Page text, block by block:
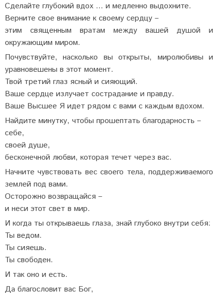
Сделайте глубокий вдох ... и медленно выдохните.
Верните свое внимание к своему сердцу –
этим священным вратам между вашей душой и
окружающим миром.
Почувствуйте, насколько вы открыты, миролюбивы и
уравновешены в этот момент.
Твой третий глаз ясный и сияющий.
Ваше сердце излучает сострадание и правду.
Ваше Высшее Я идет рядом с вами с каждым вдохом.
Найдите минутку, чтобы прошептать благодарность –
себе,
своей душе,
бесконечной любви, которая течет через вас.
Начните чувствовать вес своего тела, поддерживаемого
землей под вами.
Осторожно возвращайся –
и неси этот свет в мир.
И когда ты открываешь глаза, знай глубоко внутри себя:
Ты ведом.
Ты сияешь.
Ты свободен.
И так оно и есть.
Да благословит вас Бог,